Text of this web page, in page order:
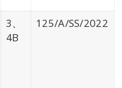
3、
4B
125/A/SS/2022